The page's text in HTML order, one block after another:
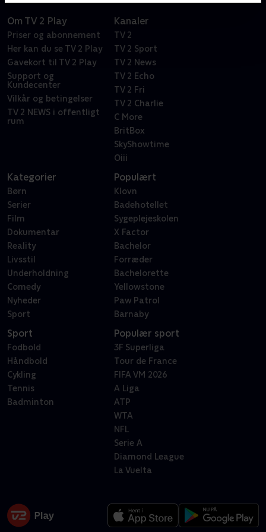
Om TV 2 Play
Priser og abonnement
Her kan du se TV 2 Play
Gavekort til TV 2 Play
Support og
Kundecenter
Vilkår og betingelser
TV 2 NEWS i offentligt
rum
Kanaler
TV 2
TV 2 Sport
TV 2 News
TV 2 Echo
TV 2 Fri
TV 2 Charlie
C More
BritBox
SkyShowtime
Oiii
Kategorier
Børn
Serier
Film
Dokumentar
Reality
Livsstil
Underholdning
Comedy
Nyheder
Sport
Populært
Klovn
Badehotellet
Sygeplejeskolen
X Factor
Bachelor
Forræder
Bachelorette
Yellowstone
Paw Patrol
Barnaby
Sport
Fodbold
Håndbold
Cykling
Tennis
Badminton
Populær sport
3F Superliga
Tour de France
FIFA VM 2026
A Liga
ATP
WTA
NFL
Serie A
Diamond League
La Vuelta